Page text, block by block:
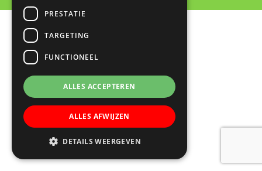
PRESTATIE
TARGETING
FUNCTIONEEL
ALLES ACCEPTEREN
ALLES AFWIJZEN
DETAILS WEERGEVEN